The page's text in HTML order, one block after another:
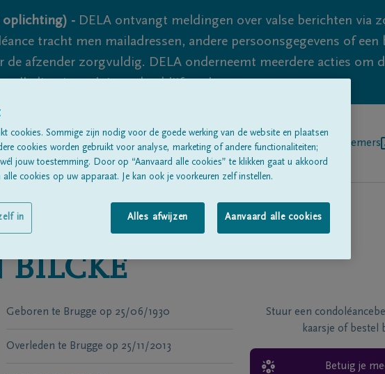
oplichting) - DELA ontvangt meldingen over valse berichten via
tracht men mailadressen, andere persoonsgegevens of
afzender zorgvuldig. DELA onderneemt meerdere acties om
uit te sluiten, dus blijf waakzaam.
Alle rouwberichtenOver onsBegrafenisondernemers
BILCKE
Geboren te Brugge op 25/06/1930
Overleden te Brugge op 25/11/2013
Stuur een
kaarsje of bestel
Betuig je
cookies. Sommige zijn nodig voor de goede werking van de website en plaatsen
cookies worden gebruikt voor analyse, marketing of andere functionaliteiten;
jouw toestemming. Door op “Aanvaard alle cookies” te klikken gaat u akkoord
cookies op uw apparaat. Je kan ook je voorkeuren zelf instellen.
Alles afwijzen Aanvaard alle cookies
in